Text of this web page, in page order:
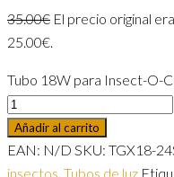
35.00€ El precio original
25.00€.
Tubo 18W para Insect-O-
Añadir al carrito
EAN: N/D SKU: TGX18-
insectos, Tubos de luz